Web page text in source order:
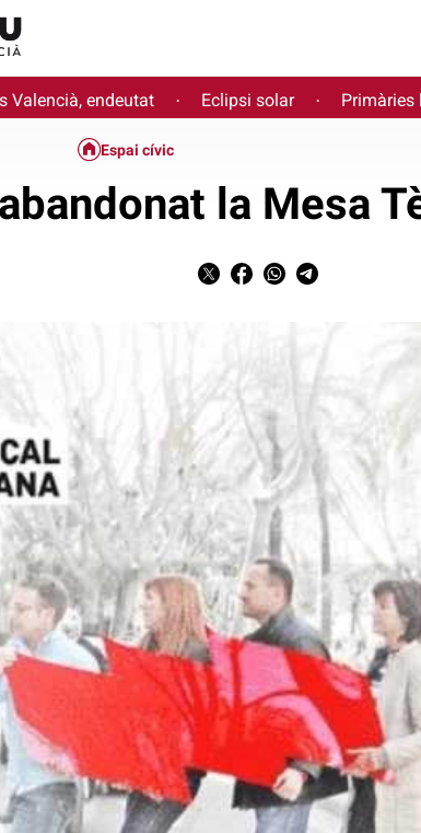
Valencià, endeutat · Eclipsi solar · Primàries
Espai cívic
la Mesa